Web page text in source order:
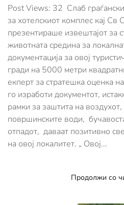
Post Views: 32 Слaб
за хотелскиот комплес кај
презентираше извештајот за
животната средина за
документација за овој
гради на 5000 метри
екперт за стратешка оценка
го изработи документот,
рамки за заштита на
површинските води,
отпадот, даваат позитивно
на овој локалитет. „ Овој...
Продолжи со